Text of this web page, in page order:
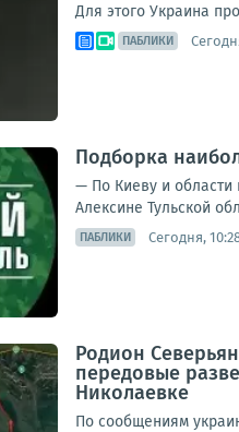
Для этого Украина
ПАБЛИКИ
Подборка
— По Киеву и области
Алексине Тульской
ПАБЛИКИ Сегодня,
Родион
передовые
Николаевке
По сообщениям